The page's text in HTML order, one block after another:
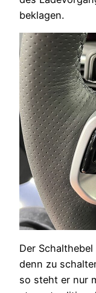
beklagen.
Der
denn zu
so steht er nur